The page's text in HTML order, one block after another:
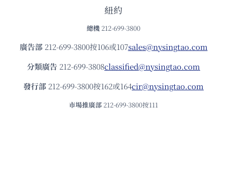
紐約
總機 212-699-3800
廣告部212-699-3800按106或107sales@nysingtao.com
分類廣告 212-699-3808classified@nysingtao.com
發⾏部 212-699-3800按162或164cir@nysingtao.com
市場推廣部 212-699-3800按111